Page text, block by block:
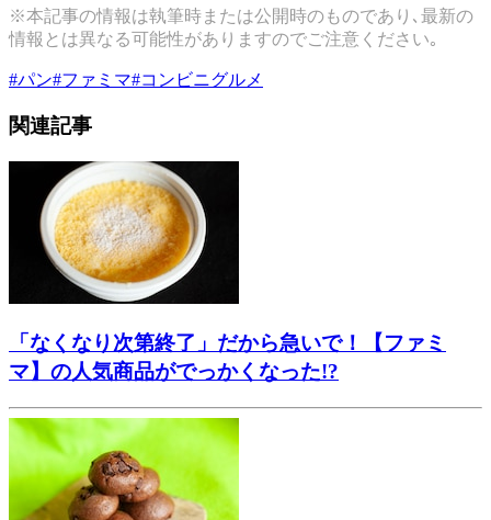
※本記事の情報は執筆時または公開時のものであり､最新の
情報とは異なる可能性がありますのでご注意ください｡
#パン#ファミマ#コンビニグルメ
関連記事
「なくなり次第終了」だから急いで！【ファミ
マ】の人気商品がでっかくなった!?